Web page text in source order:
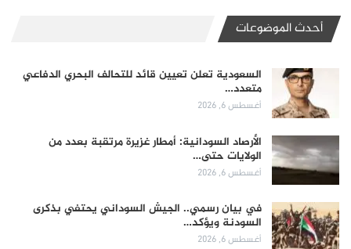
أحدث الموضوعات
السعودية تعلن تعيين قائد للتحالف البحري الدفاعي
متعدد…
أغسطس 6, 2026
الأرصاد السودانية: أمطار غزيرة مرتقبة بعدد من
الولايات حتى…
أغسطس 6, 2026
في بيان رسمي.. الجيش السوداني يحتفي بذكرى
السودنة ويؤكد…
أغسطس 6, 2026